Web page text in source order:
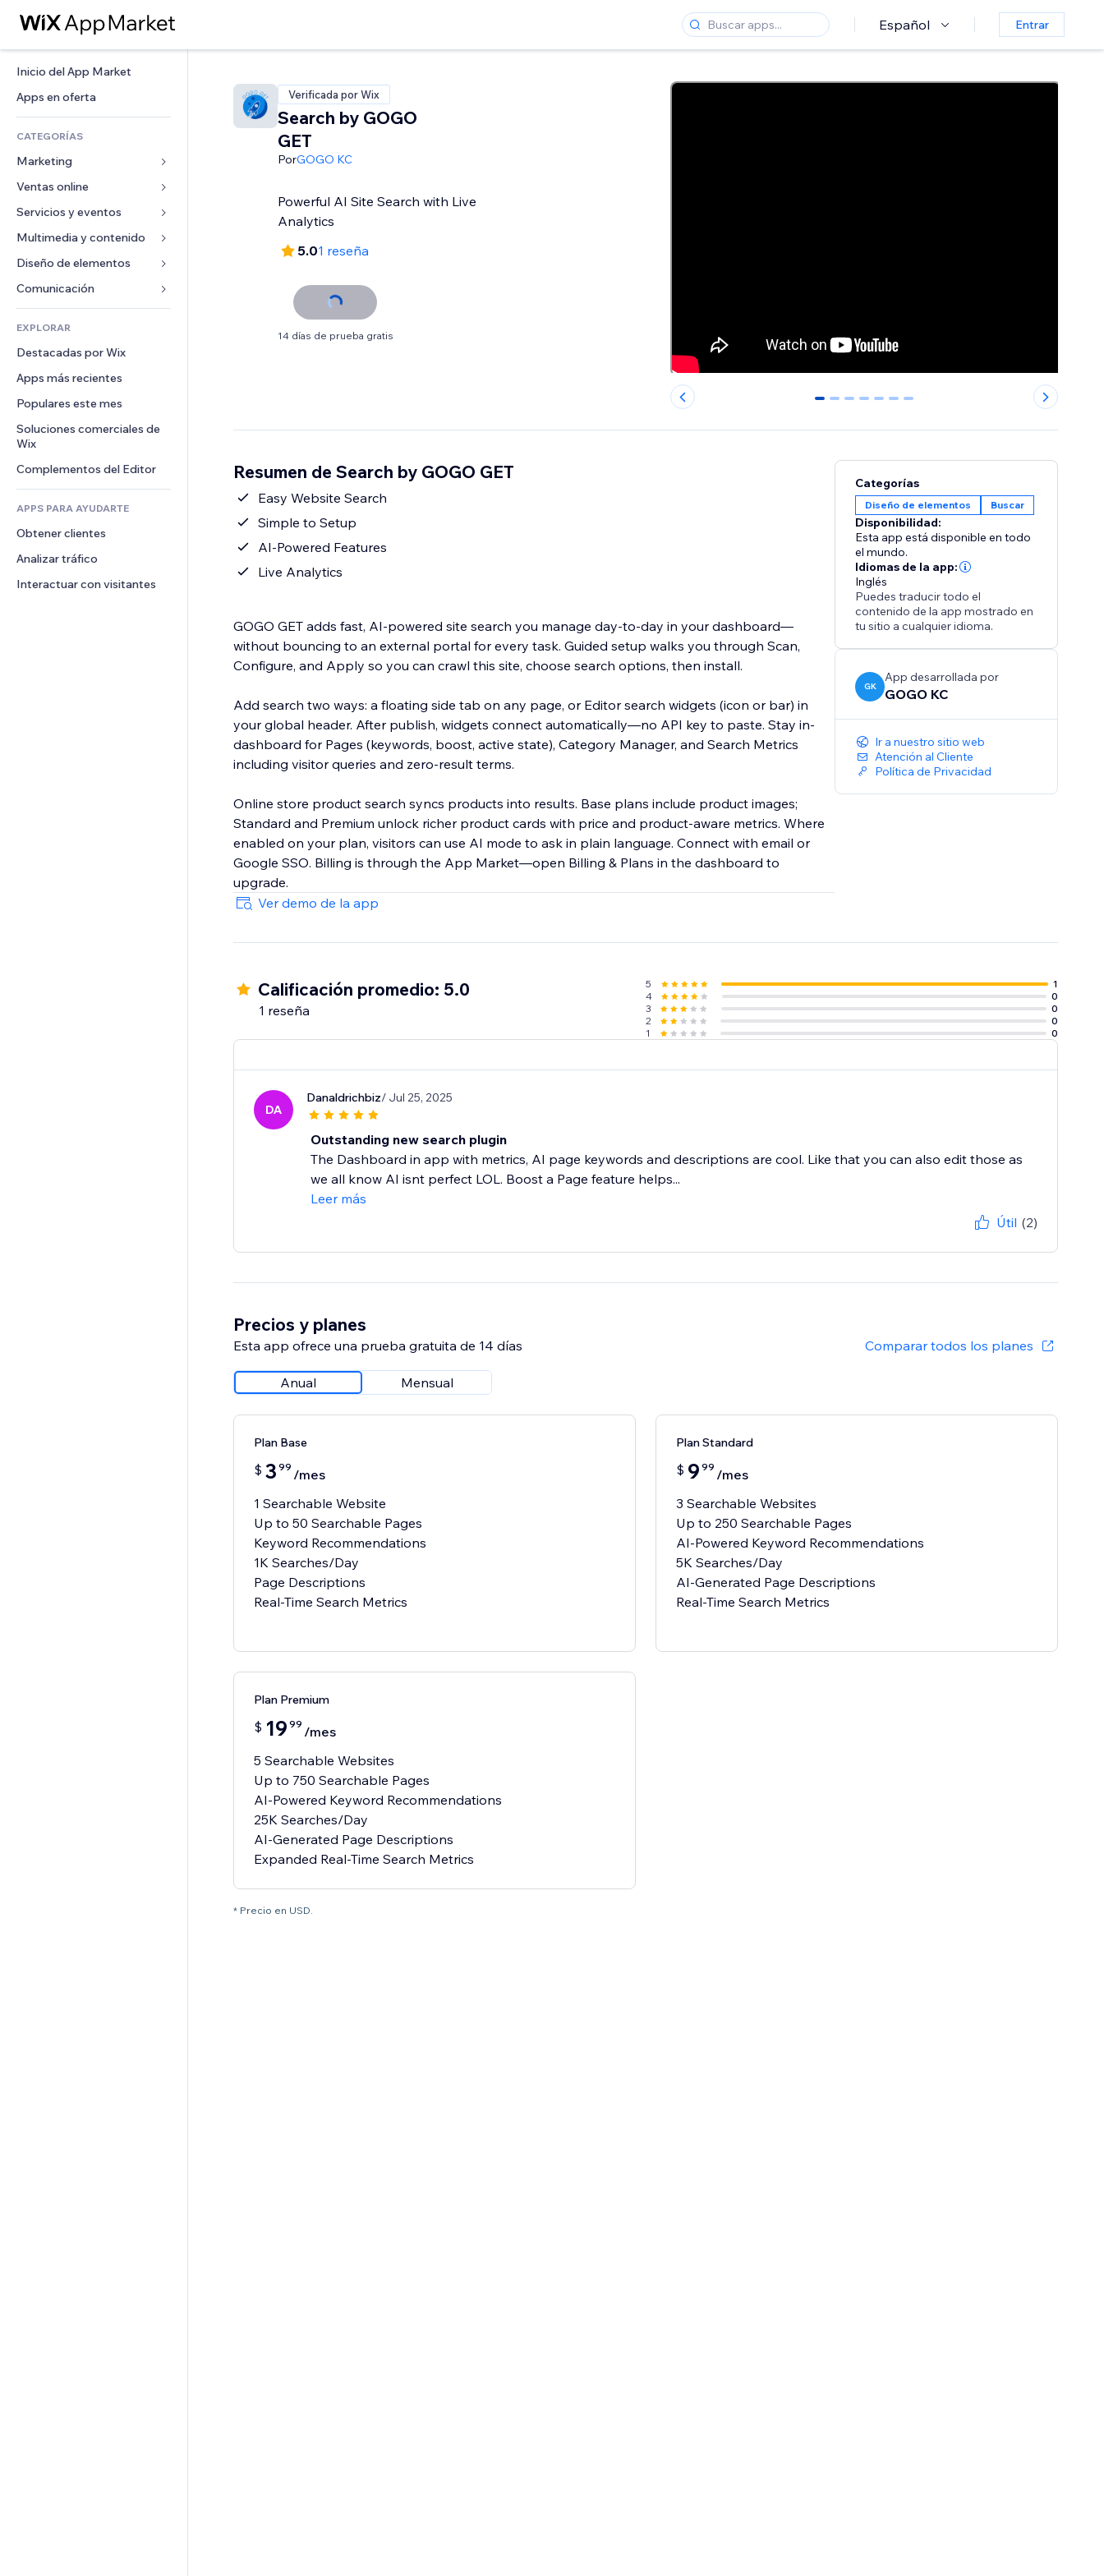
Español Entrar
Inicio del App Market
Apps en oferta
CATEGORÍAS
Marketing
Anuncios
Móvil
Analíticas
Anuncios del sitio
Email
Ventas online
Apps para tiendas
Envíos y entregas
Botones de venta
Contabilidad
Cupones y fidelización
Almacenamiento de mercancía
Crowdfunding
Alimentos y bebidas
Servicios y eventos
Hoteles
Eventos
Restaurantes
Inmobiliarias
Reservas
Multimedia y contenido
Galerías
Música
Pódcast
Fotografía
Video
PDF
Compartir archivos
Noticias
Servicios de contenido
Efectos de texto
Diseño de elementos
Mapas y navegación
Privacidad y seguridad
Reloj
Plantillas para páginas
Efectos de imágenes
Botones y menús
Banners e insignias
Calculadoras
Buscar
Formularios
Encuestas
Chat
Comentarios
Teléfono
Comunidad
Reseñas y testimonios
EXPLORAR
Destacadas por Wix
Apps más recientes
Populares este mes
Soluciones comerciales de
Wix
Complementos del Editor
APPS PARA AYUDARTE
Obtener clientes
Analizar tráfico
Interactuar con visitantes
Verificada por Wix
Search by GOGO
GET
PorGOGO KC
Powerful AI Site Search with Live
Analytics
5.01 reseña
14 días de prueba gratis
0 1 2 3 4 5 6
Resumen de Search by GOGO GET
Easy Website Search
Simple to Setup
AI-Powered Features
Live Analytics
GOGO GET adds fast, AI-powered site search you manage day-to-day in your dashboard—
without bouncing to an external portal for every task. Guided setup walks you through Scan,
Configure, and Apply so you can crawl this site, choose search options, then install.
Add search two ways: a floating side tab on any page, or Editor search widgets (icon or bar) in
your global header. After publish, widgets connect automatically—no API key to paste. Stay in-
dashboard for Pages (keywords, boost, active state), Category Manager, and Search Metrics
including visitor queries and zero-result terms.
Online store product search syncs products into results. Base plans include product images;
Standard and Premium unlock richer product cards with price and product-aware metrics. Where
enabled on your plan, visitors can use AI mode to ask in plain language. Connect with email or
Google SSO. Billing is through the App Market—open Billing & Plans in the dashboard to
upgrade.
Ver demo de la app
Categorías
Diseño de elementos Buscar
Disponibilidad:
Esta app está disponible en todo
el mundo.
Idiomas de la app:
Inglés
Puedes traducir todo el
contenido de la app mostrado en
tu sitio a cualquier idioma.
GK
App desarrollada por
GOGO KC
Ir a nuestro sitio web
Atención al Cliente
Política de Privacidad
Calificación promedio: 5.0
1 reseña
5
1
4
0
3
0
2
0
1
0
DA
Danaldrichbiz/ Jul 25, 2025
Outstanding new search plugin
The Dashboard in app with metrics, AI page keywords and descriptions are cool. Like that you can also edit those as
we all know AI isnt perfect LOL. Boost a Page feature helps...
Leer más
Útil (2)
Precios y planes
Esta app ofrece una prueba gratuita de 14 días Comparar todos los planes
Anual Mensual
Plan Base
$ 3 99 /mes
1 Searchable Website
Up to 50 Searchable Pages
Keyword Recommendations
1K Searches/Day
Page Descriptions
Real-Time Search Metrics
Plan Standard
$ 9 99 /mes
3 Searchable Websites
Up to 250 Searchable Pages
AI-Powered Keyword Recommendations
5K Searches/Day
AI-Generated Page Descriptions
Real-Time Search Metrics
Plan Premium
$ 19 99 /mes
5 Searchable Websites
Up to 750 Searchable Pages
AI-Powered Keyword Recommendations
25K Searches/Day
AI-Generated Page Descriptions
Expanded Real-Time Search Metrics
* Precio en USD.